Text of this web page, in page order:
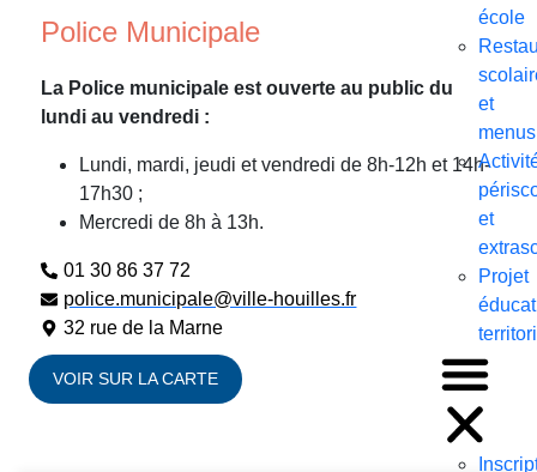
école
et
menus
et
Projet
Police Municipale
La Police municipale est ouverte au public du
lundi au vendredi :
Lundi, mardi, jeudi et vendredi de 8h-12h et 14h-
17h30 ;
Mercredi de 8h à 13h.
01 30 86 37 72
police.municipale@ville-houilles.fr
32 rue de la Marne
VOIR SUR LA CARTE